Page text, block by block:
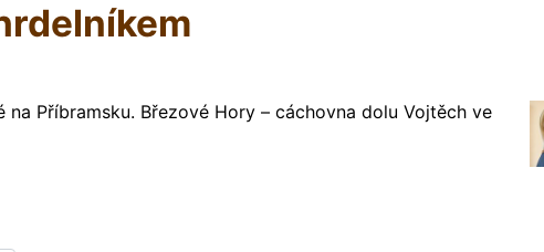
Příbramsku. Březové Hory – cáchovna dolu Vojtěch ve